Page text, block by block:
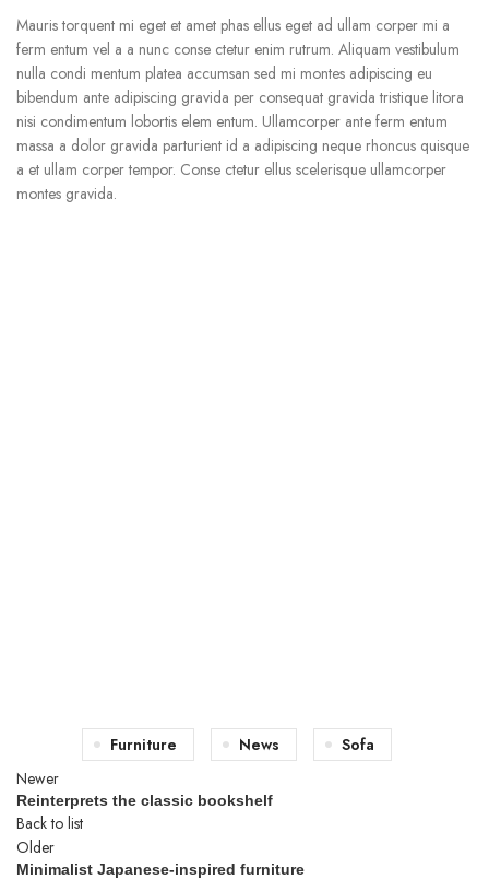
Mauris torquent mi eget et amet phas ellus eget ad ullam corper mi a
ferm entum vel a a nunc conse ctetur enim rutrum. Aliquam vestibulum
nulla condi mentum platea accumsan sed mi montes adipiscing eu
bibendum ante adipiscing gravida per consequat gravida tristique litora
nisi condimentum lobortis elem entum. Ullamcorper ante ferm entum
massa a dolor gravida parturient id a adipiscing neque rhoncus quisque
a et ullam corper tempor. Conse ctetur ellus scelerisque ullamcorper
montes gravida.
Furniture News
Sofa
Newer
Reinterprets the classic bookshelf
Back to list
Older
Minimalist Japanese-inspired furniture